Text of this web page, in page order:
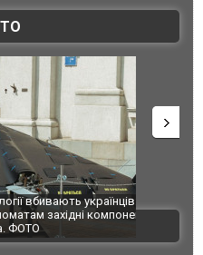
українців: ГУР
компоненти у
Росіяни